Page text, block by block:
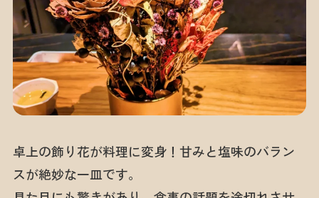
卓上の飾り花が料理に変身！甘みと塩味のバラン
スが絶妙な一皿です。